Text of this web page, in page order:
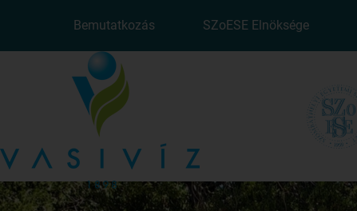
Bemutatkozás SZoESE Elnöksége